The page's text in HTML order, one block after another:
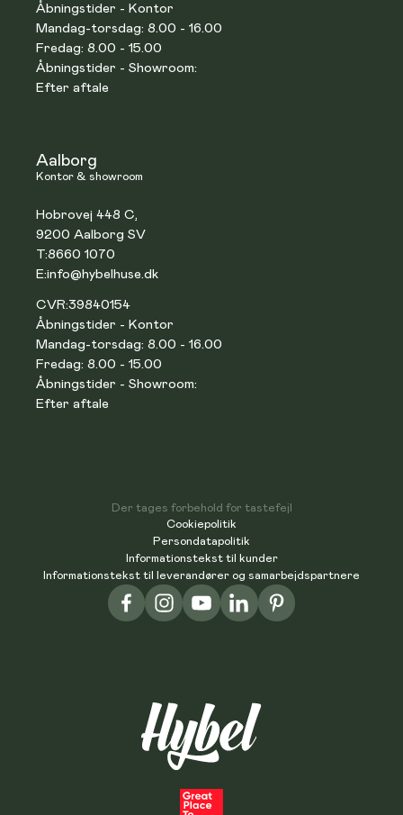
Åbningstider - Kontor
Mandag-torsdag: 8.00 - 16.00
Fredag: 8.00 - 15.00
Åbningstider - Showroom:
Efter aftale
Aalborg
Kontor & showroom
Hobrovej 448 C,
9200 Aalborg SV
T:8660 1070
E:info@hybelhuse.dk
CVR:39840154
Åbningstider - Kontor
Mandag-torsdag: 8.00 - 16.00
Fredag: 8.00 - 15.00
Åbningstider - Showroom:
Efter aftale
Cookiepolitik
Persondatapolitik
Informationstekst til kunder
Informationstekst til leverandører og samarbejdspartnere
Der tages forbehold for tastefejl